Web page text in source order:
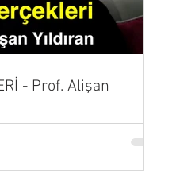
- Prof. Alişan